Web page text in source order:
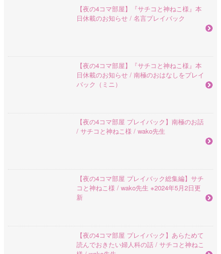
【夜の4コマ部屋】『サチコと神ねこ様』本
日休載のお知らせ / 名言プレイバック
【夜の4コマ部屋】『サチコと神ねこ様』本
日休載のお知らせ / 南極のおはなしをプレイ
バック（ミニ）
【夜の4コマ部屋 プレイバック】南極のお話
/ サチコと神ねこ様 / wako先生
【夜の4コマ部屋 プレイバック総集編】サチ
コと神ねこ様 / wako先生 ※2024年5月2日更
新
【夜の4コマ部屋 プレイバック】あらためて
読んでおきたい婦人科の話 / サチコと神ねこ